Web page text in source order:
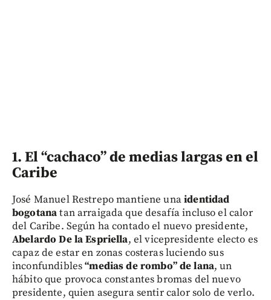
1. El “cachaco” de medias largas en el
Caribe
José Manuel Restrepo mantiene unaidentidad
bogotanatan arraigada que desafía incluso el calor
del Caribe. Según ha contado el nuevo presidente,
Abelardo De la Espriella, el vicepresidente electo es
capaz de estar en zonas costeras luciendo sus
inconfundibles“medias de rombo” de lana, un
hábito que provoca constantes bromas del nuevo
presidente, quien asegura sentir calor solo de verlo.